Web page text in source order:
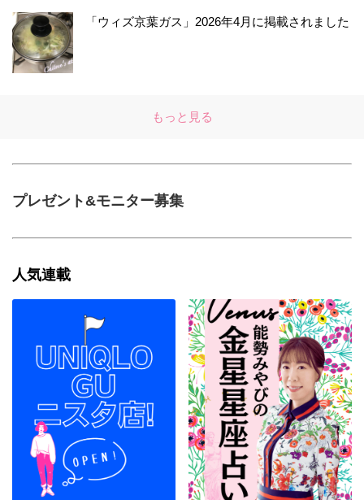
「ウィズ京葉ガス」2026年4月に掲載されました
もっと見る
プレゼント&モニター募集
人気連載